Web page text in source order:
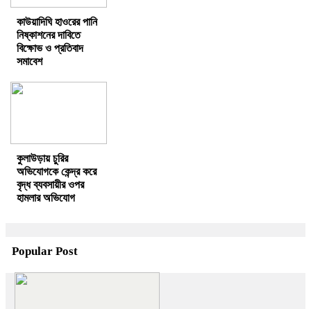
কাউয়াদিঘি হাওরের পানি
নিষ্কাশনের দাবিতে
বিক্ষোভ ও প্রতিবাদ
সমাবেশ
কুলাউড়ায় চুরির
অভিযোগকে কেন্দ্র করে
বৃদ্ধ ব্যবসায়ীর ওপর
হামলার অভিযোগ
Popular Post